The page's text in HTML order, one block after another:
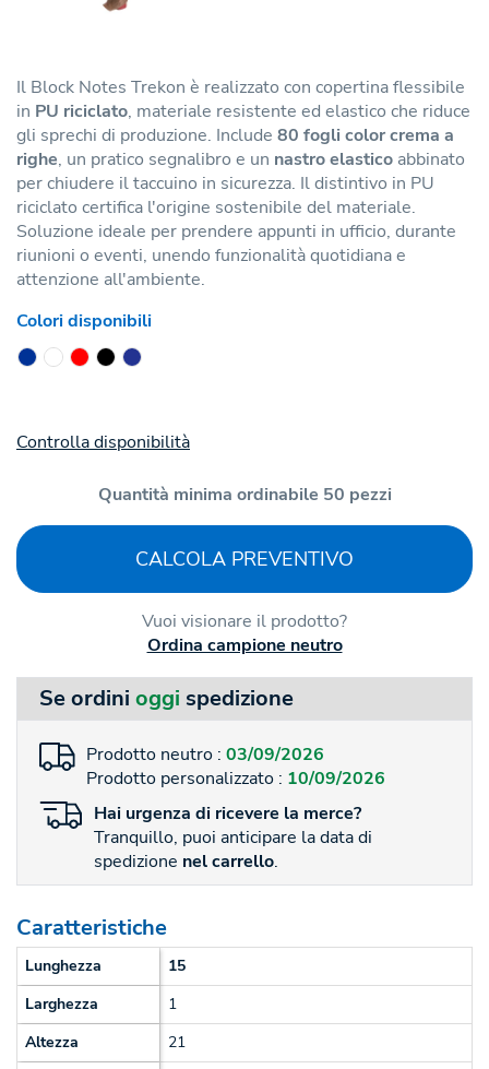
Il Block Notes Trekon è realizzato con copertina flessibile
in PU riciclato, materiale resistente ed elastico che riduce
gli sprechi di produzione. Include 80 fogli color crema a
righe, un pratico segnalibro e un nastro elastico abbinato
per chiudere il taccuino in sicurezza. Il distintivo in PU
riciclato certifica l'origine sostenibile del materiale.
Soluzione ideale per prendere appunti in ufficio, durante
riunioni o eventi, unendo funzionalità quotidiana e
attenzione all'ambiente.
Colori disponibili
Controlla disponibilità
Quantità minima ordinabile 50 pezzi
CALCOLA PREVENTIVO
Vuoi visionare il prodotto?
Ordina campione neutro
Se ordini oggi spedizione
Prodotto neutro : 03/09/2026
Prodotto personalizzato : 10/09/2026
Hai urgenza di ricevere la merce?
Tranquillo, puoi anticipare la data di
spedizione nel carrello.
Caratteristiche
Lunghezza
15
Larghezza
1
Altezza
21